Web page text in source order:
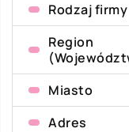
Rodzaj firmy
Region
Miasto
Adres